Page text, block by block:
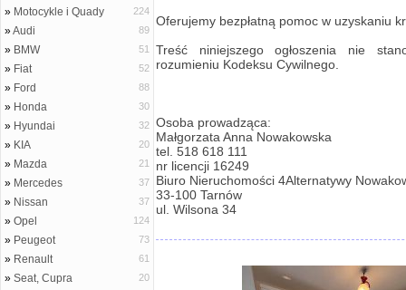
» Motocykle i Quady 224
»Audi 89
» BMW 51
» Fiat 52
» Ford 88
» Honda 30
» Hyundai 32
» KIA 20
» Mazda 21
» Mercedes 37
» Nissan 37
» Opel 124
» Peugeot 73
» Renault 61
» Seat, Cupra 20
Oferujemy bezpłatną pomoc w uzyskaniu
Treść niniejszego ogłoszenia nie
rozumieniu Kodeksu Cywilnego.
Osoba prowadząca:
Małgorzata Anna Nowakowska
tel. 518 618 111
nr licencji 16249
Biuro Nieruchomości 4Alternatywy
33-100 Tarnów
ul. Wilsona 34